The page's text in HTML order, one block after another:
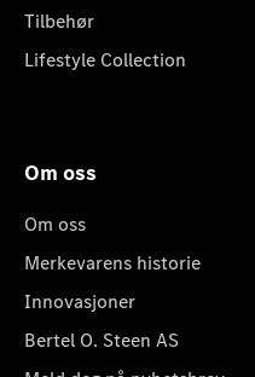
Tilbehør
Lifestyle Collection
Om oss
Om oss
Merkevarens historie
Innovasjoner
Bertel O. Steen AS